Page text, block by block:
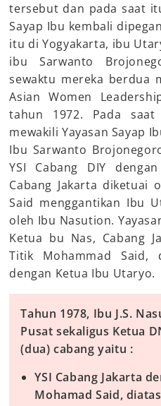
tersebut dan pada saat
Sayap Ibu kembali
itu di Yogyakarta, ibu
ibu Sarwanto
sewaktu mereka berdua
Asian Women
tahun 1972. Pada
mewakili Yayasan Sayap
Ibu Sarwanto
YSI Cabang DIY
Cabang Jakarta diketuai
Said menggantikan Ibu
oleh Ibu Nasution.
Ketua bu Nas, Cabang
Titik Mohammad Said,
dengan Ketua Ibu Utaryo.
Tahun 1978, Ibu J.S.
Pusat sekaligus Ketua
(dua) cabang yaitu :
YSI Cabang Jakarta
Mohamad Said,